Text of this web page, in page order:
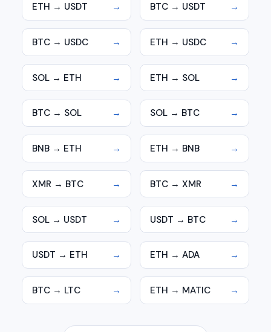
ETH → USDT → BTC → USDT →
BTC → USDC → ETH → USDC →
SOL → ETH → ETH → SOL →
BTC → SOL → SOL → BTC →
BNB → ETH → ETH → BNB →
XMR → BTC → BTC → XMR →
SOL → USDT → USDT → BTC →
USDT → ETH → ETH → ADA →
BTC → LTC → ETH → MATIC →